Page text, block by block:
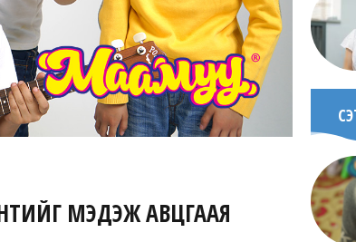
МЭДЭЖ АВЦГААЯ